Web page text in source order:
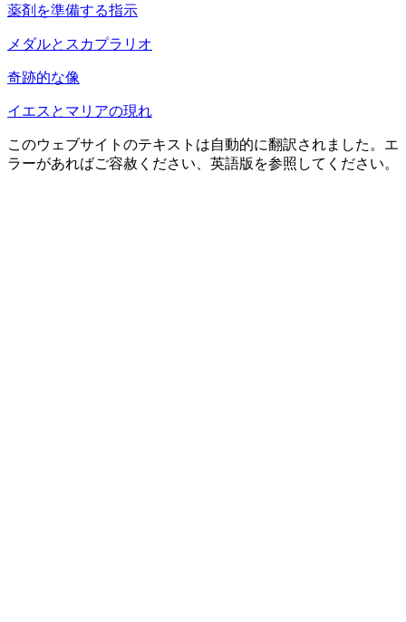
薬剤を準備する指示
メダルとスカプラリオ
奇跡的な像
イエスとマリアの現れ
このウェブサイトのテキストは自動的に翻訳されました。エ
ラーがあればご容赦ください、英語版を参照してください。